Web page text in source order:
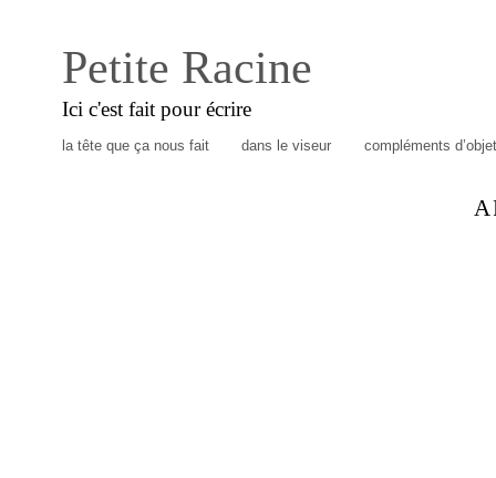
Petite Racine
Ici c'est fait pour écrire
la tête que ça nous fait dans le viseur compléments